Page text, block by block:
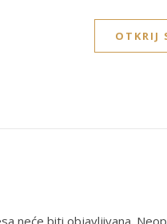
OTKRIJ
neće biti objavljivana.